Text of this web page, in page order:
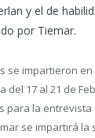
y el de
por Tiemar.
se impartieron
del 17 al 21 de
para la
se impartirá la